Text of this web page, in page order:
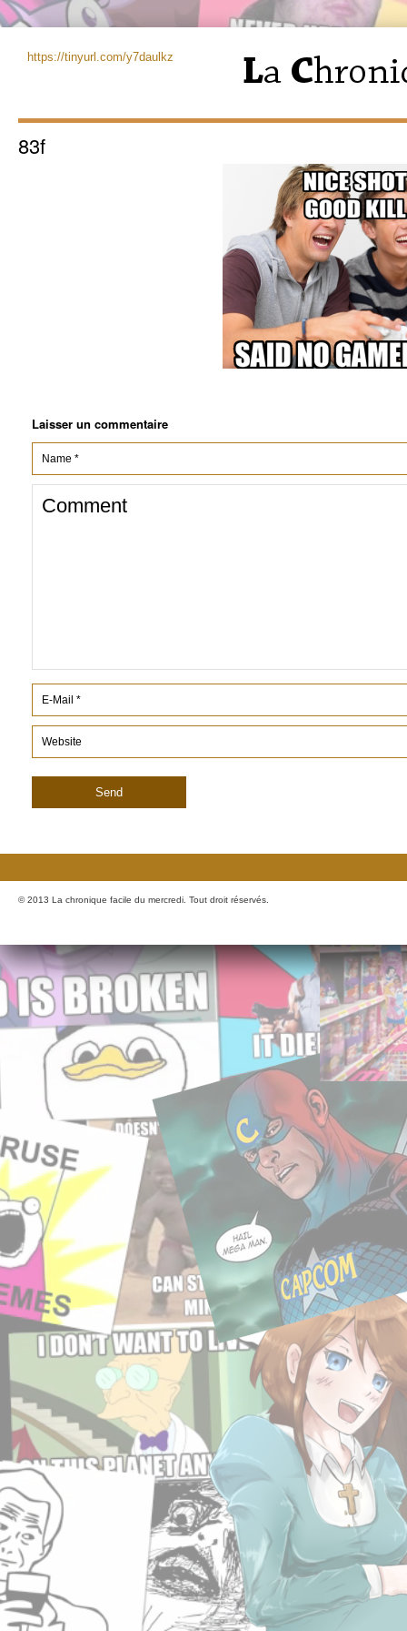
https://tinyurl.com/y7daulkz
83f
Laisser un commentaire
© 2013 La chronique facile du mercredi. Tout droit réservés.